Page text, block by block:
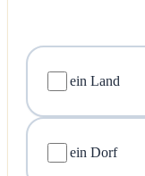
ein Land
ein Dorf